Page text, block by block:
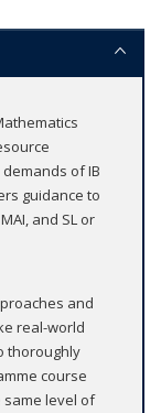
of IB
guidance to
and SL or
and
real-world
thoroughly
course
same level of